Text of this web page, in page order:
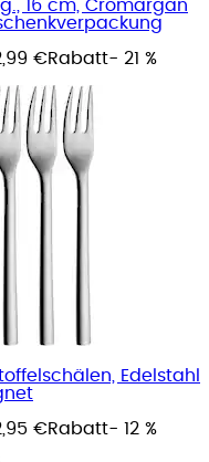
16 cm, Cromargan
€Rabatt- 21 %
Edelstahl
€Rabatt- 12 %